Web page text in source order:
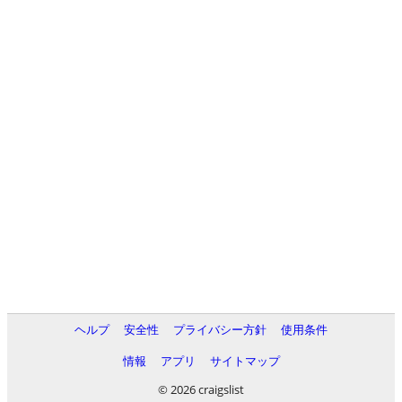
ヘルプ 安全性 プライバシー方針
使用条件
情報
アプリ
サイトマップ
© 2026 craigslist